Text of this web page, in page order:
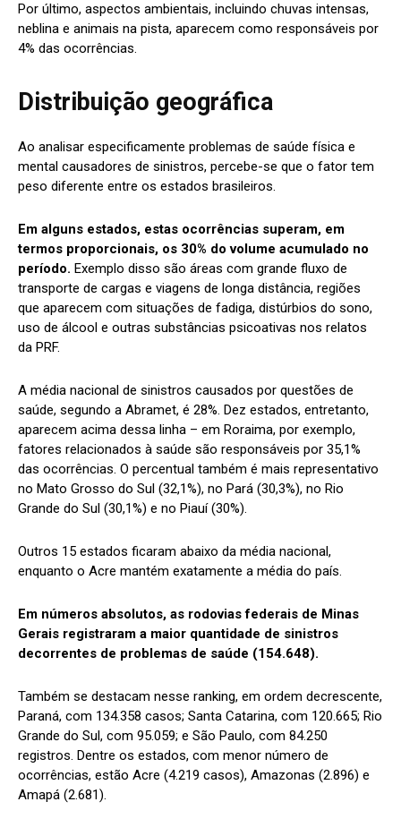
Por último, aspectos ambientais, incluindo chuvas intensas,
neblina e animais na pista, aparecem como responsáveis por
4% das ocorrências.
Distribuição geográfica
Ao analisar especificamente problemas de saúde física e
mental causadores de sinistros, percebe-se que o fator tem
peso diferente entre os estados brasileiros.
Em alguns estados, estas ocorrências superam, em
termos proporcionais, os 30% do volume acumulado no
período. Exemplo disso são áreas com grande fluxo de
transporte de cargas e viagens de longa distância, regiões
que aparecem com situações de fadiga, distúrbios do sono,
uso de álcool e outras substâncias psicoativas nos relatos
da PRF.
A média nacional de sinistros causados por questões de
saúde, segundo a Abramet, é 28%. Dez estados, entretanto,
aparecem acima dessa linha – em Roraima, por exemplo,
fatores relacionados à saúde são responsáveis por 35,1%
das ocorrências. O percentual também é mais representativo
no Mato Grosso do Sul (32,1%), no Pará (30,3%), no Rio
Grande do Sul (30,1%) e no Piauí (30%).
Outros 15 estados ficaram abaixo da média nacional,
enquanto o Acre mantém exatamente a média do país.
Em números absolutos, as rodovias federais de Minas
Gerais registraram a maior quantidade de sinistros
decorrentes de problemas de saúde (154.648).
Também se destacam nesse ranking, em ordem decrescente,
Paraná, com 134.358 casos; Santa Catarina, com 120.665; Rio
Grande do Sul, com 95.059; e São Paulo, com 84.250
registros. Dentre os estados, com menor número de
ocorrências, estão Acre (4.219 casos), Amazonas (2.896) e
Amapá (2.681).